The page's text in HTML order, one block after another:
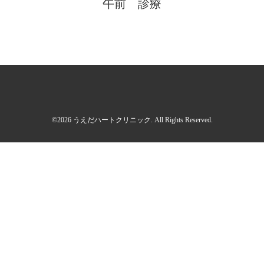
午前 診療
©2026 うえだハートクリニック . All Rights Reserved.